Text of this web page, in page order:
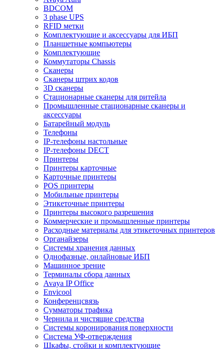
BDCOM
3 phase UPS
RFID метки
Комплектующие и аксессуары для ИБП
Планшетные компьютеры
Комплектующие
Коммутаторы Chassis
Сканеры
Сканеры штрих кодов
3D сканеры
Стационарные сканеры для ритейла
Промышленные стационарные сканеры и
аксессуары
Батарейный модуль
Телефоны
IP-телефоны настольные
IP-телефоны DECT
Принтеры
Принтеры карточные
Карточные принтеры
POS принтеры
Мобильные принтеры
Этикеточные принтеры
Принтеры высокого разрешения
Коммерческие и промышленные принтеры
Расходные материалы для этикеточных принтеров
Органайзеры
Системы хранения данных
Однофазные, онлайновые ИБП
Машинное зрение
Терминалы сбора данных
Avaya IP Office
Envicool
Конференцсвязь
Сумматоры трафика
Чернила и чистящие средства
Системы коронирования поверхности
Cистема УФ-отверждения
Шкафы, стойки и комплектующие